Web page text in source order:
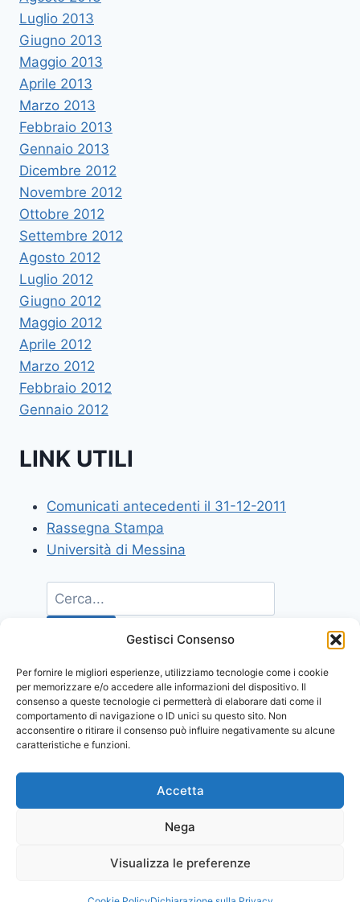
Gestisci Consenso
Per fornire le migliori esperienze, utilizziamo tecnologie come i cookie
per memorizzare e/o accedere alle informazioni del dispositivo. Il
consenso a queste tecnologie ci permetterà di elaborare dati come il
comportamento di navigazione o ID unici su questo sito. Non
acconsentire o ritirare il consenso può influire negativamente su alcune
caratteristiche e funzioni.
Accetta
Nega
Visualizza le preferenze
Luglio 2013
Giugno 2013
Maggio 2013
Aprile 2013
Marzo 2013
Febbraio 2013
Gennaio 2013
Dicembre 2012
Novembre 2012
Ottobre 2012
Settembre 2012
Agosto 2012
Luglio 2012
Giugno 2012
Maggio 2012
Aprile 2012
Marzo 2012
Febbraio 2012
Gennaio 2012
LINK UTILI
Comunicati antecedenti il 31-12-2011
Rassegna Stampa
Università di Messina
© 2026 Comunicati Stampa | Powered by